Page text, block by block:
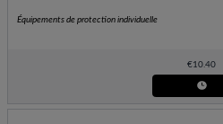
Équipements de protection individuelle
€10.40